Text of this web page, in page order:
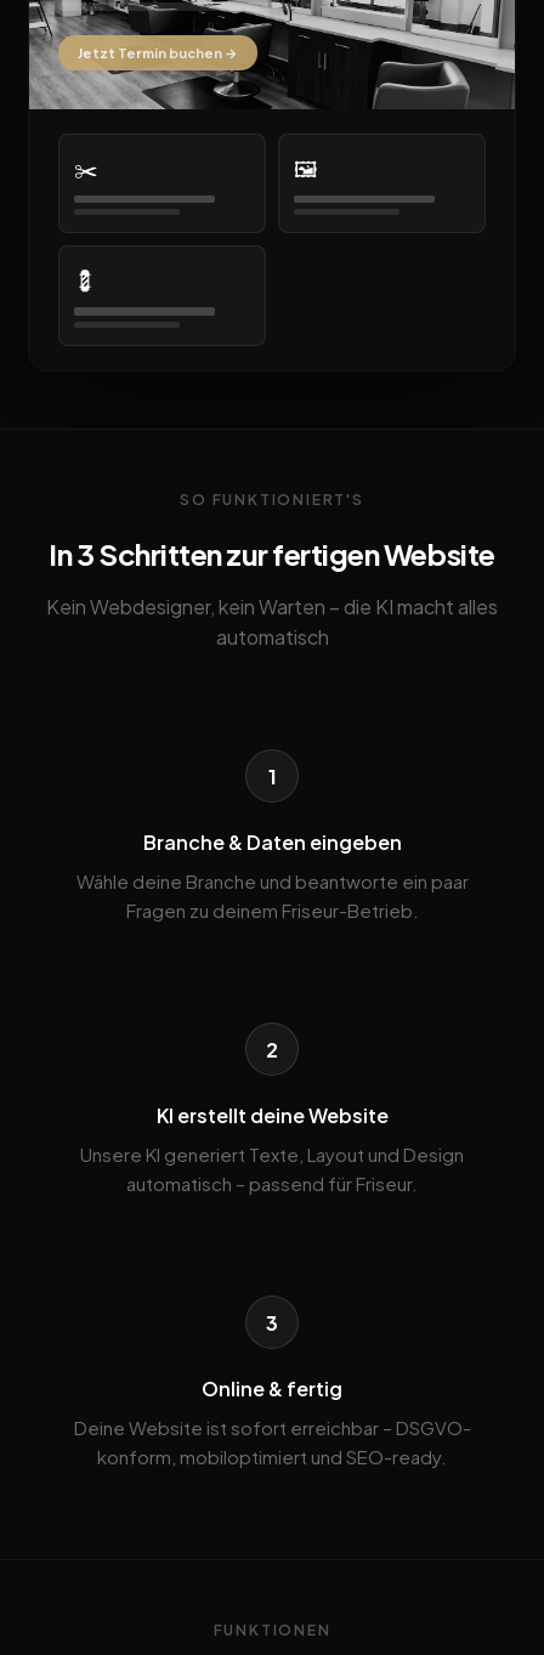
Jetzt Termin buchen →
✂️ 🖼️
💈
SO FUNKTIONIERT'S
In 3 Schritten zur fertigen Website
Kein Webdesigner, kein Warten – die KI macht alles
automatisch
1
Branche & Daten eingeben
Wähle deine Branche und beantworte ein paar
Fragen zu deinem Friseur-Betrieb.
2
KI erstellt deine Website
Unsere KI generiert Texte, Layout und Design
automatisch – passend für Friseur.
3
Online & fertig
Deine Website ist sofort erreichbar – DSGVO-
konform, mobiloptimiert und SEO-ready.
FUNKTIONEN